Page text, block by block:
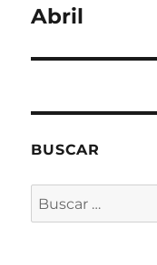
siguiente:
Abril
BUSCAR
Buscar
por: